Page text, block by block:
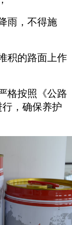
雨，不得施
的路面上作
按照《公路
，确保养护